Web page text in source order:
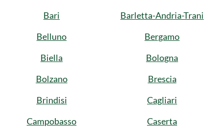
Bari
Barletta-Andria-Trani
Belluno
Bergamo
Biella
Bologna
Bolzano
Brescia
Brindisi
Cagliari
Campobasso
Caserta